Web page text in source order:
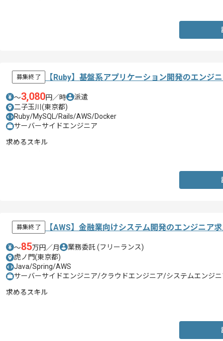
募集終了 【Ruby】基盤系アプリケーション開発のエンジ
〜3,080円／時
派遣
二子玉川(東京都)
Ruby/MySQL/Rails/AWS/Docker
サーバーサイドエンジニア
求めるスキル
募集終了 【AWS】金融業向けシステム開発のエンジニア
〜85万円／月 業務委託 (フリーランス)
虎ノ門(東京都)
Java/Spring/AWS
サーバーサイドエンジニア/クラウドエンジニア/システムエンジ
求めるスキル